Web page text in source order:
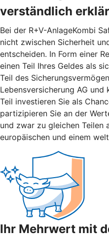
verständlich
Bei der R+V-AnlageKombi
nicht zwischen Sicherheit
entscheiden. In Form einer
einen Teil Ihres Geldes als
Teil des
Lebensversicherung AG
Teil investieren Sie als
partizipieren Sie an der
und zwar zu gleichen Teilen
europäischen und einem
Ihr Mehrwert mit